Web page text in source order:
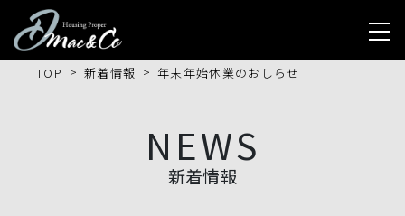
TOP 新着情報 年末年始休業のおしらせ
NEWS
新着情報